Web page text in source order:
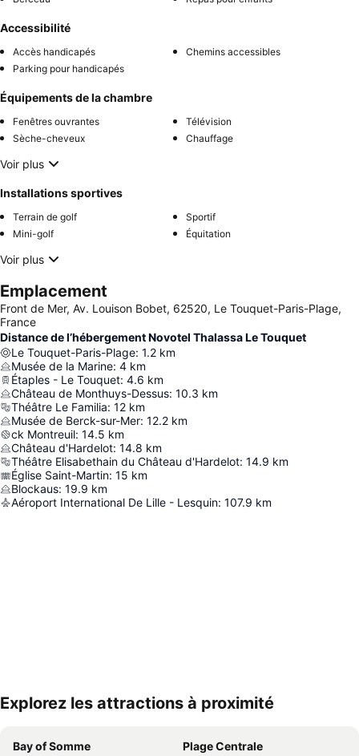
Accessibilité
Accès handicapés
Chemins accessibles
Parking pour handicapés
Équipements de la chambre
Fenêtres ouvrantes
Télévision
Sèche-cheveux
Chauffage
Voir plus
Installations sportives
Terrain de golf
Sportif
Mini-golf
Équitation
Voir plus
Emplacement
Front de Mer, Av. Louison Bobet, 62520, Le Touquet-Paris-Plage,
France
Distance de l’hébergement Novotel Thalassa Le Touquet
Le Touquet-Paris-Plage: 1.2 km
Musée de la Marine: 4 km
Étaples - Le Touquet: 4.6 km
Château de Monthuys-Dessus: 10.3 km
Théâtre Le Familia: 12 km
Musée de Berck-sur-Mer: 12.2 km
ck Montreuil: 14.5 km
Château d'Hardelot: 14.8 km
Théâtre Elisabethain du Château d'Hardelot: 14.9 km
Église Saint-Martin: 15 km
Blockaus: 19.9 km
Aéroport International De Lille - Lesquin: 107.9 km
Explorez les attractions à proximité
Bay of Somme
Plage Centrale